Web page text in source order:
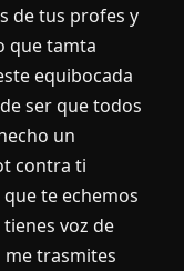
de tus profes y
que tamta
equibocada
ser que todos
un
contra ti
te echemos
voz de
me trasmites